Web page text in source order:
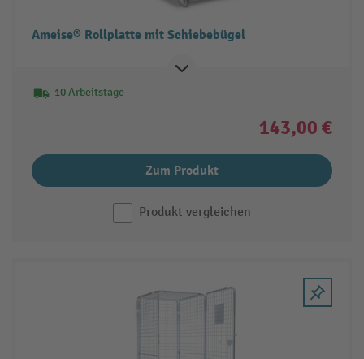
Ameise® Rollplatte mit Schiebebügel
10 Arbeitstage
143,00 €
Zum Produkt
Produkt vergleichen